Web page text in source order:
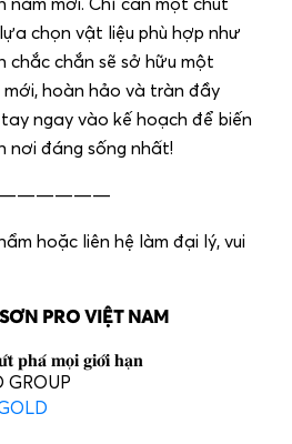
năm mới. Chỉ cần một chút
chọn vật liệu phù hợp như
chắc chắn sẽ sở hữu một
hoàn hảo và tràn đầy
ngay vào kế hoạch để biến
nơi đáng sống nhất!
hoặc liên hệ làm đại lý, vui
PRO VIỆT NAM
𝐦𝐨̣𝐢 𝐠𝐢𝐨̛́𝐢 𝐡𝐚̣𝐧
GROUP